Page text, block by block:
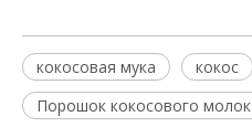
кокосовая мука кокос
Порошок кокосового